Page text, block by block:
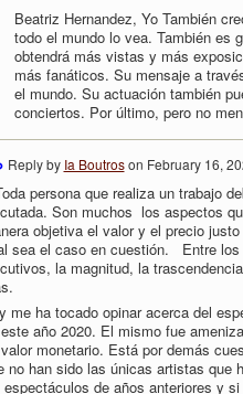
Beatriz Hernandez, Yo También
todo el mundo lo vea. También es
obtendrá más vistas y más
más fanáticos. Su mensaje a
el mundo. Su actuación también
conciertos. Por último, pero no
Reply by Ia Boutroson February 16,
persona que realiza un trabajo
Son muchos los aspectos
objetiva el valor y el precio
sea el caso en cuestión. Entre los
la magnitud, la
me ha tocado opinar acerca del
año 2020. El mismo fue
monetario. Está por demás
no han sido las únicas artistas que
espectáculos de años anteriores y